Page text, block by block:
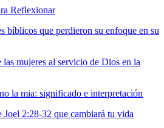
Reflexionar
bíblicos que perdieron su enfoque en su
mujeres al servicio de Dios en la
la mia: significado e interpretación
2:28-32 que cambiará tu vida